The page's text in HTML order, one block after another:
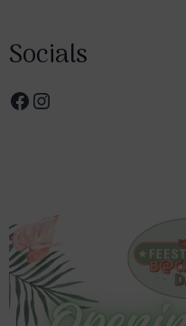
Socials
Facebook
Instagram